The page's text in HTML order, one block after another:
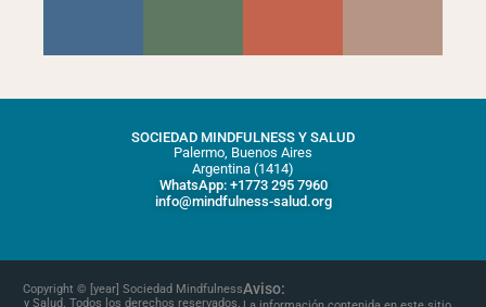
SOCIEDAD MINDFULNESS Y SALUD
Palermo, Buenos Aires
Argentina (1414)
WhatsApp: +1773 295 7960
info@mindfulness-salud.org
Copyright © [year] Sociedad Mindfulness
y Salud. Todos los derechos reservados.
Aviso: